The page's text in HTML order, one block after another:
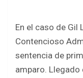
En el caso de Gil
Contencioso
sentencia de
amparo. Llegado